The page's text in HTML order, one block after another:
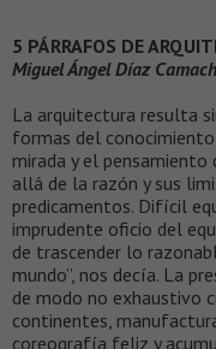
5 PÁRRAFOS DE
Miguel Ángel Díaz
La arquitectura resulta
formas del
mirada y el pensamiento
allá de la razón y sus
predicamentos. Difícil
imprudente oficio del
de trascender lo
mundo”, nos decía. La
de modo no exhaustivo
continentes,
coreografía feliz y